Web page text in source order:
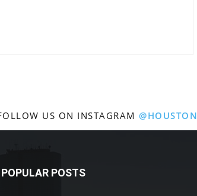
US ON INSTAGRAM@HOUSTON
POPULAR POSTS